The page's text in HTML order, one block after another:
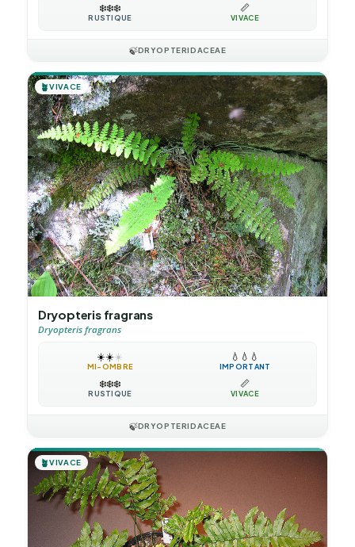
❄️❄️❄️
RUSTIQUE
📏
VIVACE
🍃DRYOPTERIDACEAE
🪴VIVACE
Dryopteris fragrans
Dryopteris fragrans
☀️☀️☀️
MI-OMBRE
💧 💧 💧
IMPORTANT
❄️❄️❄️
RUSTIQUE
📏
VIVACE
🍃DRYOPTERIDACEAE
🪴VIVACE